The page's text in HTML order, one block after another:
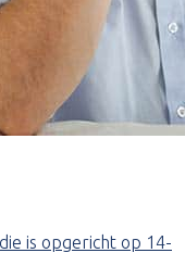
is opgericht op 14-